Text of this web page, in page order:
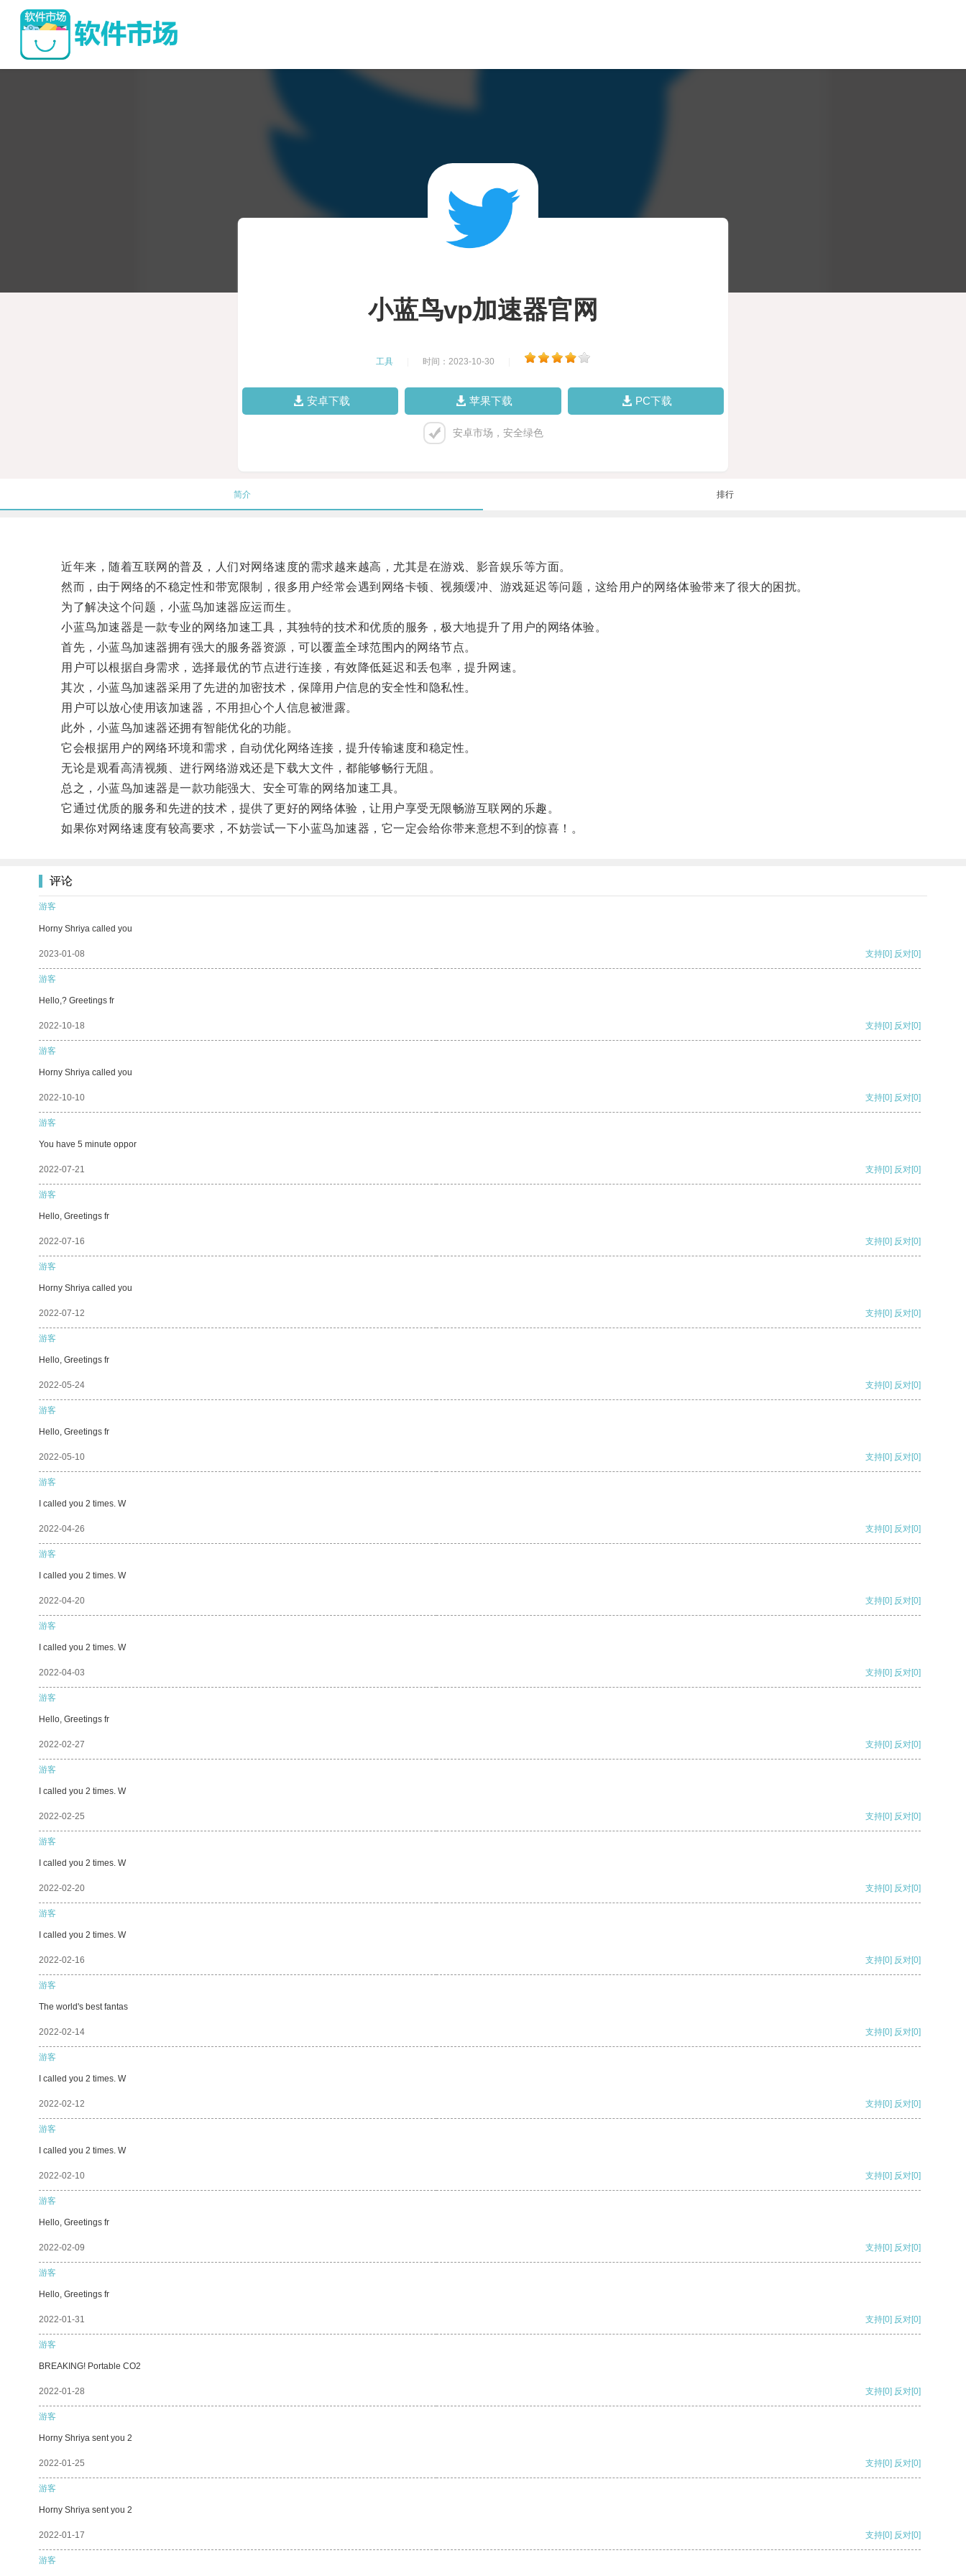
小蓝鸟vp加速器官网
工具 时间：2023-10-30
安卓下载 苹果下载 PC下载
安卓市场，安全绿色
简介 排行
近年来，随着互联网的普及，人们对网络速度的需求越来越高，尤其是在游戏、影音娱乐等方面。
然而，由于网络的不稳定性和带宽限制，很多用户经常会遇到网络卡顿、视频缓冲、游戏延迟等问题，这给用户的网络体验带来了很大的困扰。
为了解决这个问题，小蓝鸟加速器应运而生。
小蓝鸟加速器是一款专业的网络加速工具，其独特的技术和优质的服务，极大地提升了用户的网络体验。
首先，小蓝鸟加速器拥有强大的服务器资源，可以覆盖全球范围内的网络节点。
用户可以根据自身需求，选择最优的节点进行连接，有效降低延迟和丢包率，提升网速。
其次，小蓝鸟加速器采用了先进的加密技术，保障用户信息的安全性和隐私性。
用户可以放心使用该加速器，不用担心个人信息被泄露。
此外，小蓝鸟加速器还拥有智能优化的功能。
它会根据用户的网络环境和需求，自动优化网络连接，提升传输速度和稳定性。
无论是观看高清视频、进行网络游戏还是下载大文件，都能够畅行无阻。
总之，小蓝鸟加速器是一款功能强大、安全可靠的网络加速工具。
它通过优质的服务和先进的技术，提供了更好的网络体验，让用户享受无限畅游互联网的乐趣。
如果你对网络速度有较高要求，不妨尝试一下小蓝鸟加速器，它一定会给你带来意想不到的惊喜！。
评论
游客
Horny Shriya called you
2023-01-08 支持[0] 反对[0]
游客
Hello,? Greetings fr
2022-10-18 支持[0] 反对[0]
游客
Horny Shriya called you
2022-10-10 支持[0] 反对[0]
游客
You have 5 minute oppor
2022-07-21 支持[0] 反对[0]
游客
Hello, Greetings fr
2022-07-16 支持[0] 反对[0]
游客
Horny Shriya called you
2022-07-12 支持[0] 反对[0]
游客
Hello, Greetings fr
2022-05-24 支持[0] 反对[0]
游客
Hello, Greetings fr
2022-05-10 支持[0] 反对[0]
游客
I called you 2 times. W
2022-04-26 支持[0] 反对[0]
游客
I called you 2 times. W
2022-04-20 支持[0] 反对[0]
游客
I called you 2 times. W
2022-04-03 支持[0] 反对[0]
游客
Hello, Greetings fr
2022-02-27 支持[0] 反对[0]
游客
I called you 2 times. W
2022-02-25 支持[0] 反对[0]
游客
I called you 2 times. W
2022-02-20 支持[0] 反对[0]
游客
I called you 2 times. W
2022-02-16 支持[0] 反对[0]
游客
The world's best fantas
2022-02-14 支持[0] 反对[0]
游客
I called you 2 times. W
2022-02-12 支持[0] 反对[0]
游客
I called you 2 times. W
2022-02-10 支持[0] 反对[0]
游客
Hello, Greetings fr
2022-02-09 支持[0] 反对[0]
游客
Hello, Greetings fr
2022-01-31 支持[0] 反对[0]
游客
BREAKING! Portable CO2
2022-01-28 支持[0] 反对[0]
游客
Horny Shriya sent you 2
2022-01-25 支持[0] 反对[0]
游客
Horny Shriya sent you 2
2022-01-17 支持[0] 反对[0]
游客